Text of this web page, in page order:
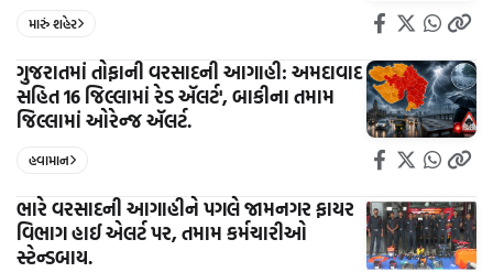
મારું શહેર
ગુજરાતમાં તોફાની વરસાદની આગાહી: અમદાવાદ
સહિત 16 જિલ્લામાં રેડ ઍલર્ટ', બાકીના તમામ
જિલ્લામાં ઓરેન્જ ઍલર્ટ.
હવામાન
ભારે વરસાદની આગાહીને પગલે જામનગર ફાયર
વિભાગ હાઈ એલર્ટ પર, તમામ કર્મચારીઓ
સ્ટેન્ડબાય.